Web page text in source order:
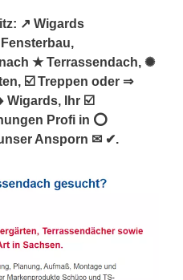
↗️ Wigards
★ Terrassendach, ✺
☑️ Treppen oder ⇒
Wigards, Ihr ☑️
Profi in ⭕
Ansporn ✉ ✔.